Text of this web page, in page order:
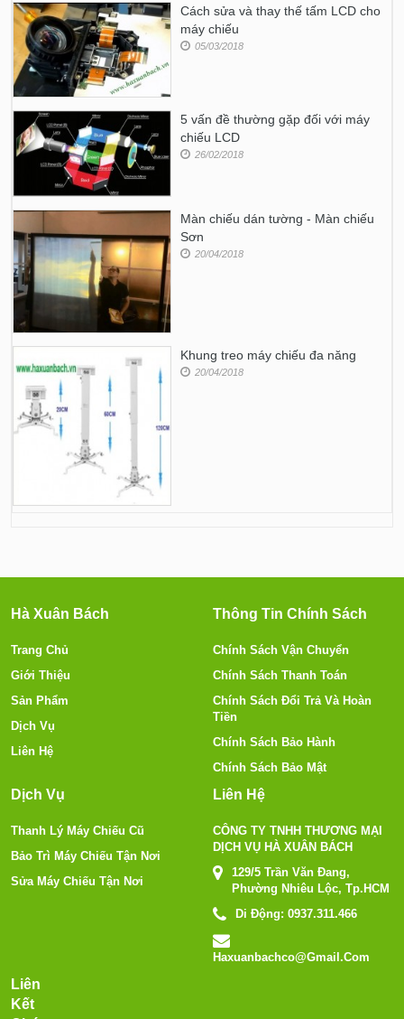
Cách sửa và thay thế tấm LCD cho
máy chiếu
05/03/2018
5 vấn đề thường gặp đối với máy
chiếu LCD
26/02/2018
Màn chiếu dán tường - Màn chiếu
Sơn
20/04/2018
Khung treo máy chiếu đa năng
20/04/2018
Hà Xuân Bách
Trang Chủ
Giới Thiệu
Sản Phẩm
Dịch Vụ
Liên Hệ
Thông Tin Chính Sách
Chính Sách Vận Chuyển
Chính Sách Thanh Toán
Chính Sách Đổi Trả Và Hoàn
Tiền
Chính Sách Bảo Hành
Chính Sách Bảo Mật
Dịch Vụ
Thanh Lý Máy Chiếu Cũ
Bảo Trì Máy Chiếu Tận Nơi
Sửa Máy Chiếu Tận Nơi
Liên Hệ
CÔNG TY TNHH THƯƠNG MẠI
DỊCH VỤ HÀ XUÂN BÁCH
129/5 Trần Văn Đang,
Phường Nhiêu Lộc, Tp.HCM
Di Động: 0937.311.466
Haxuanbachco@gmail.com
Liên
Kết